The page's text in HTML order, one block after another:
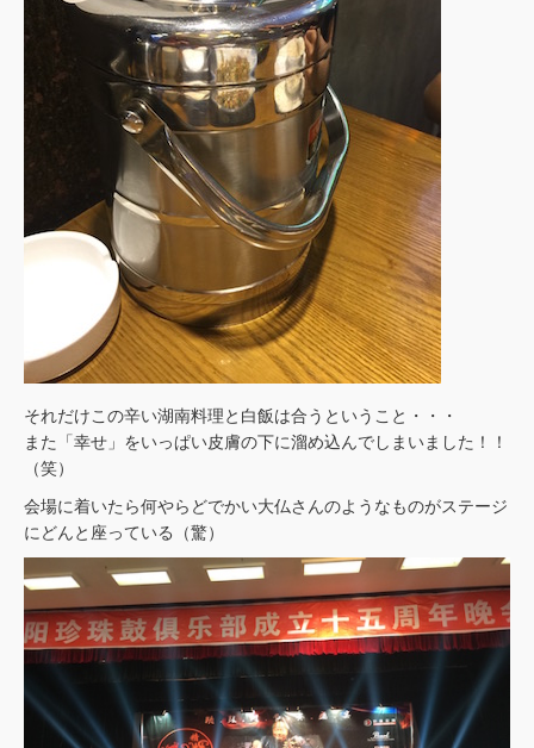
それだけこの辛い湖南料理と白飯は合うということ・・・
また「幸せ」をいっぱい皮膚の下に溜め込んでしまいました！！
（笑）
会場に着いたら何やらどでかい大仏さんのようなものがステージ
にどんと座っている（驚）